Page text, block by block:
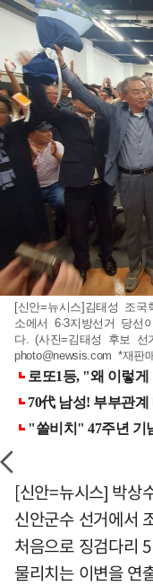
[신안=뉴시스]김태성 조
소에서 6·3지방선거 당선
다. (사진=김태성 후보 선
photo@newsis.com *재판
[신안=뉴시스] 박상
신안군수 선거에서
처음으로 징검다리
물리치는 이변을 연